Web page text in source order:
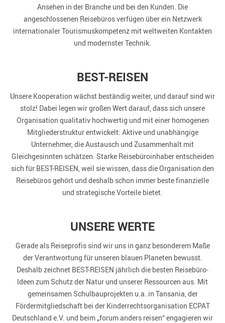
Ansehen in der Branche und bei den Kunden. Die
angeschlossenen Reisebüros verfügen über ein Netzwerk
internationaler Tourismuskompetenz mit weltweiten Kontakten
und modernster Technik.
BEST-REISEN
Unsere Kooperation wächst beständig weiter, und darauf sind wir
stolz! Dabei legen wir großen Wert darauf, dass sich unsere
Organisation qualitativ hochwertig und mit einer homogenen
Mitgliederstruktur entwickelt: Aktive und unabhängige
Unternehmer, die Austausch und Zusammenhalt mit
Gleichgesinnten schätzen. Starke Reisebüroinhaber entscheiden
sich für BEST-REISEN, weil sie wissen, dass die Organisation den
Reisebüros gehört und deshalb schon immer beste finanzielle
und strategische Vorteile bietet.
UNSERE WERTE
Gerade als Reiseprofis sind wir uns in ganz besonderem Maße
der Verantwortung für unseren blauen Planeten bewusst.
Deshalb zeichnet BEST-REISEN jährlich die besten Reisebüro-
Ideen zum Schutz der Natur und unserer Ressourcen aus. Mit
gemeinsamen Schulbauprojekten u.a. in Tansania, der
Fördermitgliedschaft bei der Kinderrechtsorganisation ECPAT
Deutschland e.V. und beim „forum anders reisen“ engagieren wir